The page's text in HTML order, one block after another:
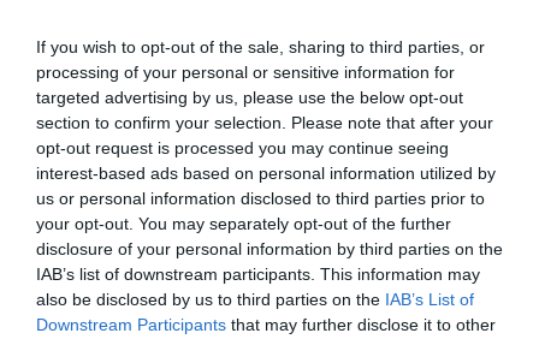
If you wish to opt-out of the sale, sharing to third parties, or
processing of your personal or sensitive information for
targeted advertising by us, please use the below opt-out
section to confirm your selection. Please note that after your
opt-out request is processed you may continue seeing
interest-based ads based on personal information utilized by
us or personal information disclosed to third parties prior to
your opt-out. You may separately opt-out of the further
disclosure of your personal information by third parties on the
IAB’s list of downstream participants. This information may
also be disclosed by us to third parties on the IAB’s List of
Downstream Participants that may further disclose it to other